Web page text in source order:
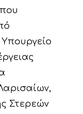
που
Στερεών